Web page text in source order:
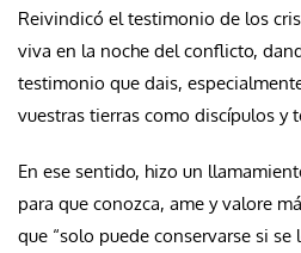
Reivindicó el testimonio de los
viva en la noche del conflicto,
testimonio que dais,
vuestras tierras como discípulos y
En ese sentido, hizo un
para que conozca, ame y valore
que “solo puede conservarse si se